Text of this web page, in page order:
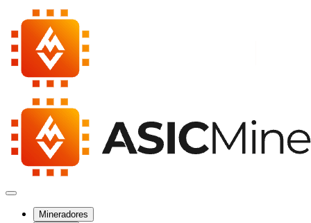
Mineradores